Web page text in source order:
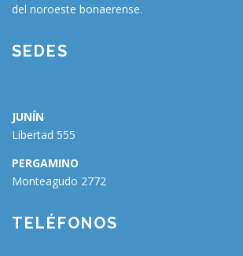
del noroeste bonaerense.
SEDES
JUNÍN
Libertad 555
PERGAMINO
Monteagudo 2772
TELÉFONOS